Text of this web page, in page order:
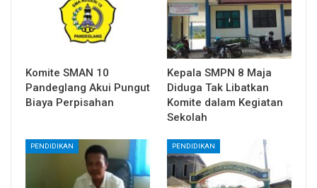
Komite SMAN 10
Pandeglang Akui Pungut
Biaya Perpisahan
Kepala SMPN 8 Maja
Diduga Tak Libatkan
Komite dalam Kegiatan
Sekolah
PENDIDIKAN PENDIDIKAN